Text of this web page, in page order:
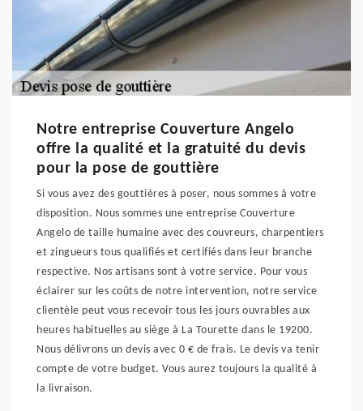
Notre entreprise Couverture Angelo
offre la qualité et la gratuité du devis
pour la pose de gouttière
Si vous avez des gouttières à poser, nous sommes à votre
disposition. Nous sommes une entreprise Couverture
Angelo de taille humaine avec des couvreurs, charpentiers
et zingueurs tous qualifiés et certifiés dans leur branche
respective. Nos artisans sont à votre service. Pour vous
éclairer sur les coûts de notre intervention, notre service
clientèle peut vous recevoir tous les jours ouvrables aux
heures habituelles au siège à La Tourette dans le 19200.
Nous délivrons un devis avec 0 € de frais. Le devis va tenir
compte de votre budget. Vous aurez toujours la qualité à
la livraison.